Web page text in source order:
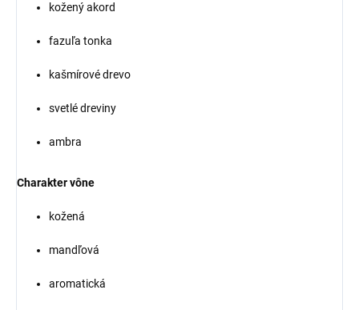
kožený akord
fazuľa tonka
kašmírové drevo
svetlé dreviny
ambra
Charakter vône
kožená
mandľová
aromatická